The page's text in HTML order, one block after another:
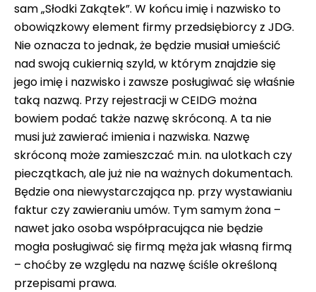
sam „Słodki Zakątek”. W końcu imię i nazwisko to
obowiązkowy element firmy przedsiębiorcy z JDG.
Nie oznacza to jednak, że będzie musiał umieścić
nad swoją cukiernią szyld, w którym znajdzie się
jego imię i nazwisko i zawsze posługiwać się właśnie
taką nazwą. Przy rejestracji w CEIDG można
bowiem podać także nazwę skróconą. A ta nie
musi już zawierać imienia i nazwiska. Nazwę
skróconą może zamieszczać m.in. na ulotkach czy
pieczątkach, ale już nie na ważnych dokumentach.
Będzie ona niewystarczająca np. przy wystawianiu
faktur czy zawieraniu umów. Tym samym żona –
nawet jako osoba współpracująca nie będzie
mogła posługiwać się firmą męża jak własną firmą
– choćby ze względu na nazwę ściśle określoną
przepisami prawa.